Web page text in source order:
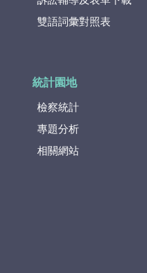
雙語詞彙對照表
統計園地
檢察統計
專題分析
相關網站